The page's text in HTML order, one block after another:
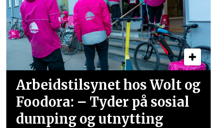
Arbeidstilsynet hos Wolt og
Foodora: – Tyder på sosial
dumping og utnytting